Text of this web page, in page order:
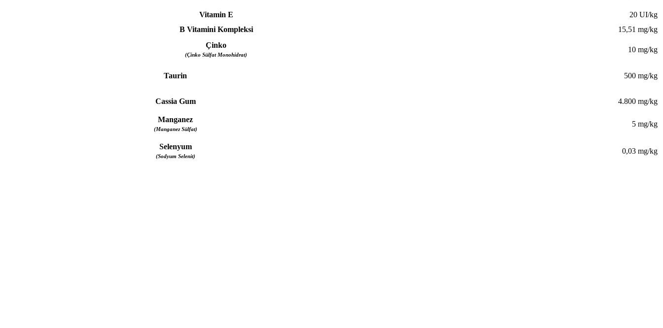
Vitamin E
20 UI/kg
B Vitamini Kompleksi
15,51 mg/kg
Çinko
(Çinko Sülfat Monohidrat)
10 mg/kg
Taurin 500 mg/kg
Cassia Gum 4.800 mg/kg
Manganez
(Manganez Sülfat)
5 mg/kg
Selenyum
(Sodyum Selenit)
0,03 mg/kg